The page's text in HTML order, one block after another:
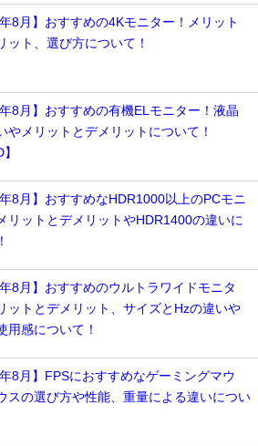
年8月】おすすめの4Kモニター！メリット
ット、選び方について！
年8月】おすすめの有機ELモニター！液晶
やメリットとデメリットについて！
年8月】おすすめなHDR1000以上のPCモニ
リットとデメリットやHDR1400の違いに
年8月】おすすめのウルトラワイドモニタ
ットとデメリット、サイズとHzの違いや
用感について！
年8月】FPSにおすすめなゲーミングマウ
スの選び方や性能、重量による違いについ